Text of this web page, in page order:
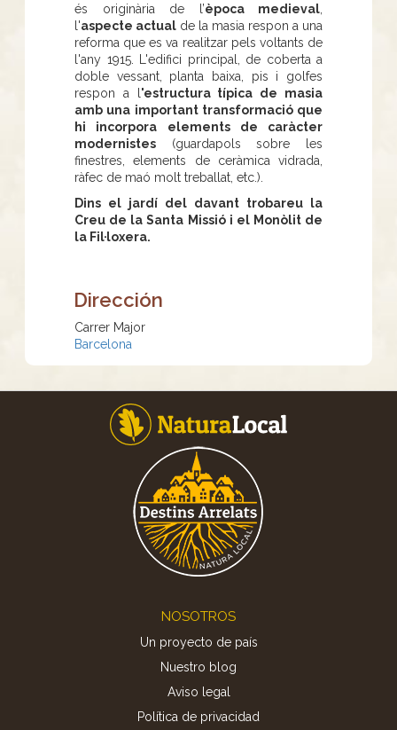
és originària de l’època medieval
l'aspecte actual de la masia respon a una
reforma que es va realitzar pels voltants de
l'any 1915. L'edifici principal, de coberta a
doble vessant, planta baixa, pis i golfes
respon a l 'estructura típica de masia
amb una important transformació que
hi incorpora elements de caràcter
modernistes (guardapols sobre les
finestres, elements de ceràmica vidrada,
ràfec de maó molt treballat, etc.).
Dins el jardí del davant trobareu la
Creu de la Santa Missió i el Monòlit de
la Fil·loxera.
Dirección
Carrer Major
Barcelona
NOSOTROS
Un proyecto de país
Nuestro blog
Aviso legal
Política de privacidad